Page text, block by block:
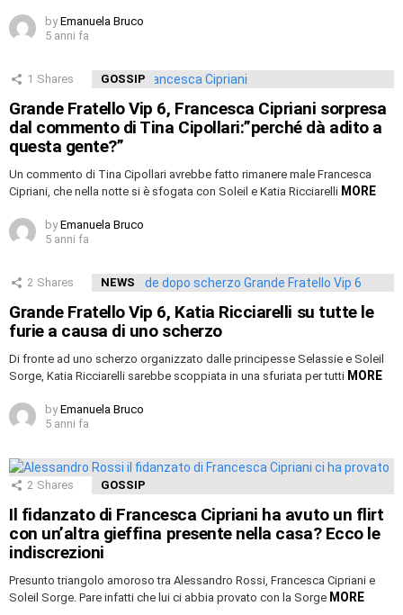
by Emanuela Bruco
5 anni fa
1 Shares GOSSIP
Grande Fratello Vip 6, Francesca Cipriani sorpresa
dal commento di Tina Cipollari:”perché dà adito a
questa gente?”
Un commento di Tina Cipollari avrebbe fatto rimanere male Francesca
Cipriani, che nella notte si è sfogata con Soleil e Katia Ricciarelli MORE
by Emanuela Bruco
5 anni fa
2 Shares NEWS
Grande Fratello Vip 6, Katia Ricciarelli su tutte le
furie a causa di uno scherzo
Di fronte ad uno scherzo organizzato dalle principesse Selassie e Soleil
Sorge, Katia Ricciarelli sarebbe scoppiata in una sfuriata per tutti MORE
by Emanuela Bruco
5 anni fa
2 Shares GOSSIP
Il fidanzato di Francesca Cipriani ha avuto un flirt
con un’altra gieffina presente nella casa? Ecco le
indiscrezioni
Presunto triangolo amoroso tra Alessandro Rossi, Francesca Cipriani e
Soleil Sorge. Pare infatti che lui ci abbia provato con la Sorge MORE